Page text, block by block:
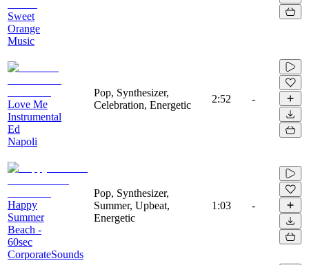
Sweet
Orange
Music
Love Me
Instrumental
Ed
Napoli
Pop, Synthesizer,
Celebration, Energetic
2:52 -
Happy
Summer
Beach -
60sec
CorporateSounds
Pop, Synthesizer,
Summer, Upbeat,
Energetic
1:03 -